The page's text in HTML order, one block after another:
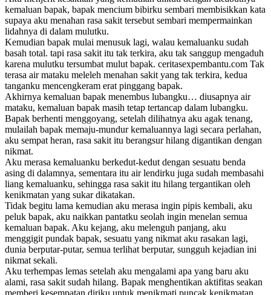
kemaluan bapak, bapak mencium bibirku sembari membisikkan kata
supaya aku menahan rasa sakit tersebut sembari mempermainkan
lidahnya di dalam mulutku.
Kemudian bapak mulai menusuk lagi, walau kemaluanku sudah
basah total. tapi rasa sakit itu tak terkira, aku tak sanggup mengaduh
karena mulutku tersumbat mulut bapak. ceritasexpembantu.com Tak
terasa air mataku meleleh menahan sakit yang tak terkira, kedua
tanganku mencengkeram erat pinggang bapak.
Akhirnya kemaluan bapak menembus lubangku… diusapnya air
mataku, kemaluan bapak masih tetap tertancap dalam lubangku.
Bapak berhenti menggoyang, setelah dilihatnya aku agak tenang,
mulailah bapak memaju-mundur kemaluannya lagi secara perlahan,
aku sempat heran, rasa sakit itu berangsur hilang digantikan dengan
nikmat.
Aku merasa kemaluanku berkedut-kedut dengan sesuatu benda
asing di dalamnya, sementara itu air lendirku juga sudah membasahi
liang kemaluanku, sehingga rasa sakit itu hilang tergantikan oleh
kenikmatan yang sukar dikatakan.
Tidak begitu lama kemudian aku merasa ingin pipis kembali, aku
peluk bapak, aku naikkan pantatku seolah ingin menelan semua
kemaluan bapak. Aku kejang, aku melenguh panjang, aku
menggigit pundak bapak, sesuatu yang nikmat aku rasakan lagi,
dunia berputar-putar, semua terlihat berputar, sungguh kejadian ini
nikmat sekali.
Aku terhempas lemas setelah aku mengalami apa yang baru aku
alami, rasa sakit sudah hilang. Bapak menghentikan aktifitas seakan
memberi kesempatan diriku untuk menikmati puncak kenikmatan